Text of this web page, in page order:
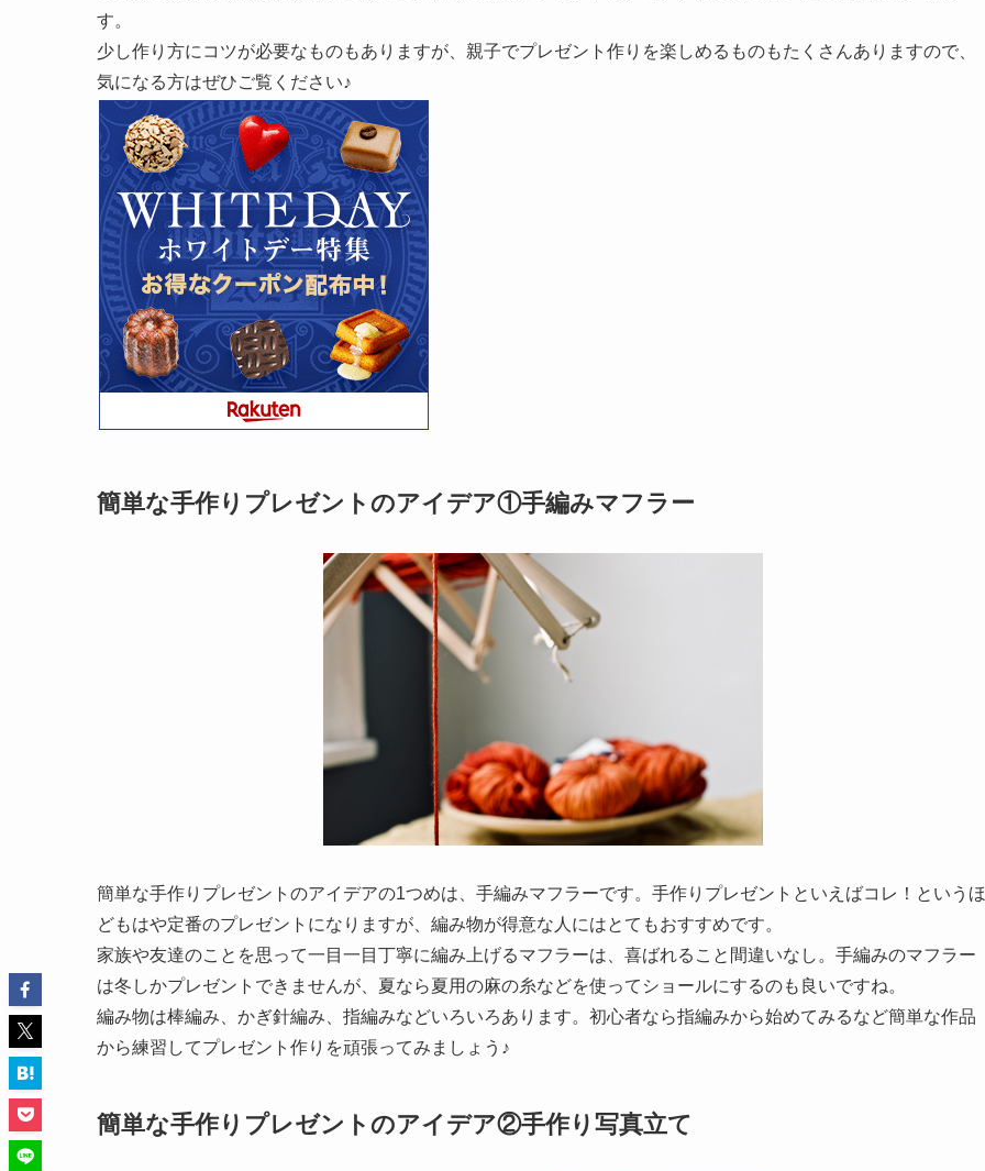
す。
少し作り方にコツが必要なものもありますが、親子でプレゼント作りを楽しめるものもたくさんありますので、
気になる方はぜひご覧ください♪
簡単な手作りプレゼントのアイデア①手編みマフラー
簡単な手作りプレゼントのアイデアの1つめは、手編みマフラーです。手作りプレゼントといえばコレ！というほ
どもはや定番のプレゼントになりますが、編み物が得意な人にはとてもおすすめです。
家族や友達のことを思って一目一目丁寧に編み上げるマフラーは、喜ばれること間違いなし。手編みのマフラー
は冬しかプレゼントできませんが、夏なら夏用の麻の糸などを使ってショールにするのも良いですね。
編み物は棒編み、かぎ針編み、指編みなどいろいろあります。初心者なら指編みから始めてみるなど簡単な作品
から練習してプレゼント作りを頑張ってみましょう♪
簡単な手作りプレゼントのアイデア②手作り写真立て